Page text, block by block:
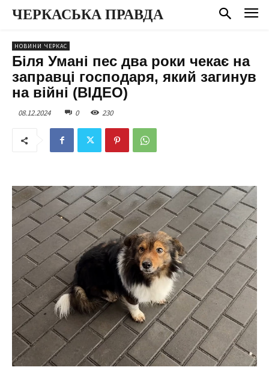
ЧЕРКАСЬКА ПРАВДА
НОВИНИ ЧЕРКАС
Біля Умані пес два роки чекає на
заправці господаря, який загинув
на війні (ВІДЕО)
08.12.2024 0 230